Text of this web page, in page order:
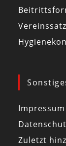
Zuletzt